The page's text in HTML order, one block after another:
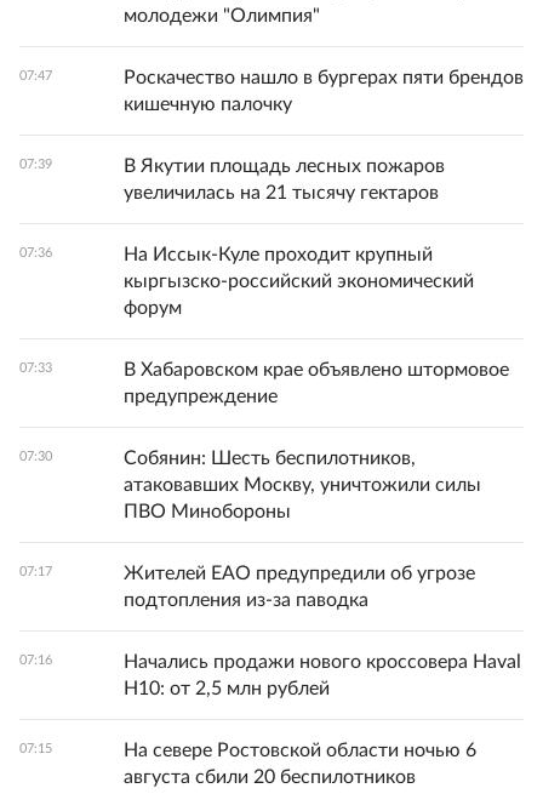
молодежи "Олимпия"
07:47
Роскачество нашло в бургерах пяти брендов
кишечную палочку
07:39
В Якутии площадь лесных пожаров
увеличилась на 21 тысячу гектаров
07:36
На Иссык-Куле проходит крупный
кыргызско-российский экономический
форум
07:33
В Хабаровском крае объявлено штормовое
предупреждение
07:30
Собянин: Шесть беспилотников,
атаковавших Москву, уничтожили силы
ПВО Минобороны
07:17
Жителей ЕАО предупредили об угрозе
подтопления из-за паводка
07:16
Начались продажи нового кроссовера Haval
H10: от 2,5 млн рублей
07:15
На севере Ростовской области ночью 6
августа сбили 20 беспилотников